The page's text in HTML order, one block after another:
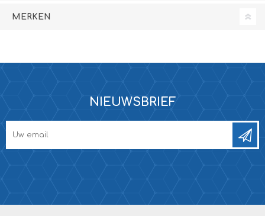
MERKEN
NIEUWSBRIEF